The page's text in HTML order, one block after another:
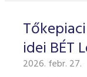
idei BÉT
2026. febr. 27.